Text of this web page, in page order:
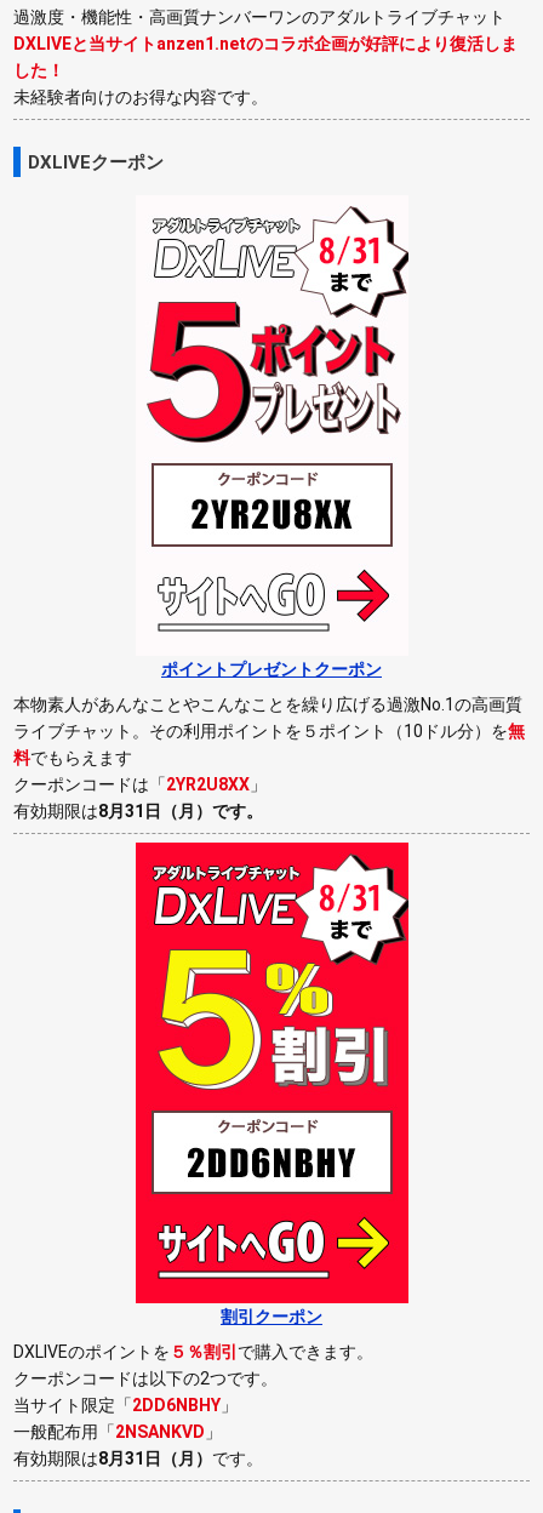
過激度・機能性・高画質ナンバーワンのアダルトライブチャット
DXLIVEと当サイトanzen1.netのコラボ企画が好評により復活しま
した！
未経験者向けのお得な内容です。
DXLIVEクーポン
ポイントプレゼントクーポン
本物素人があんなことやこんなことを繰り広げる過激No.1の高画質
ライブチャット。その利用ポイントを５ポイント（10ドル分）を無
料でもらえます
クーポンコードは「2YR2U8XX 」
有効期限は8月31日（月）です。
割引クーポン
DXLIVEのポイントを ５％割引 で購入できます。
クーポンコードは以下の2つです。
当サイト限定「2DD6NBHY 」
一般配布用「2NSANKVD 」
有効期限は8月31日（月） です。